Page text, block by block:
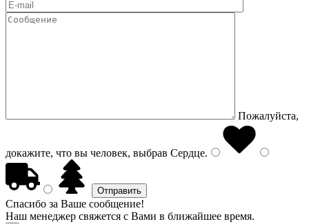
Пожалуйста,
докажите, что вы человек, выбрав Сердце.
Спасибо за Ваше сообщение!
Наш менеджер свяжется с Вами в ближайшее время.